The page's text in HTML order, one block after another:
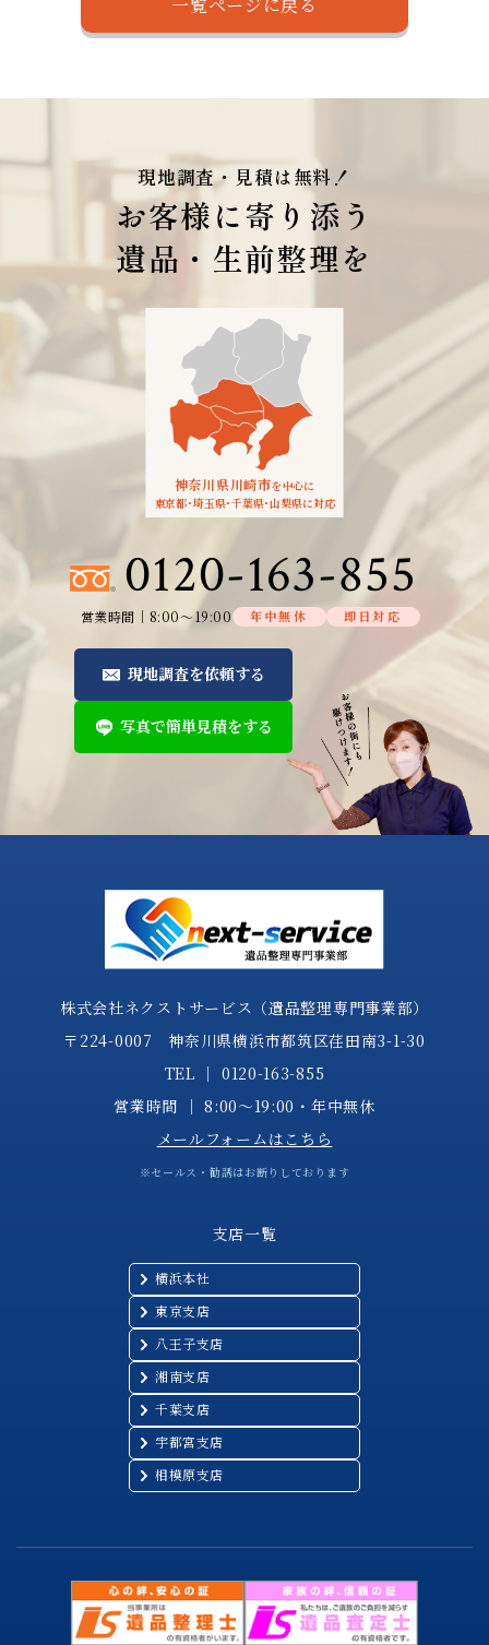
一覧ページに戻る
現地調査・見積は無料！
お客様に寄り添う
遺品・生前整理を
神奈川県川崎市を中心に
東京都・埼玉県・千葉県・山梨県に対応
0120-163-855
営業時間│8:00～19:00 年中無休 即日対応
現地調査を依頼する
写真で簡単見積をする
株式会社ネクストサービス（遺品整理専門事業部）
〒224-0007 神奈川県横浜市都筑区荏田南3-1-30
TEL │ 0120-163-855
営業時間 │ 8:00～19:00・年中無休
メールフォームはこちら
※セールス・勧誘はお断りしております
支店一覧
横浜本社
東京支店
八王子支店
湘南支店
千葉支店
宇都宮支店
相模原支店